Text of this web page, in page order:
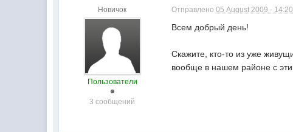
Новичок
Пользователи
3 сообщений
Отправлено05 August 2009 - 14:20
Всем добрый день!
Скажите, кто-то из уже
вообще в нашем районе с